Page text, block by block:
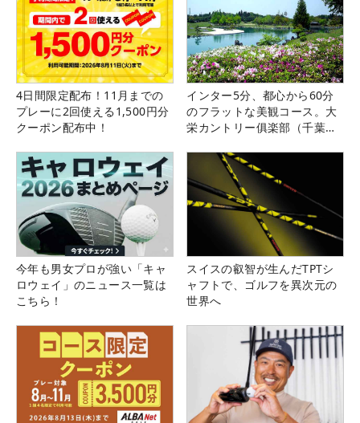
4日間限定配布！11月までの
プレーに2回使える1,500円分
クーポン配布中！
インター5分、都心から60分
のフラットな美観コース。大
栄カントリー俱楽部（千葉
今年も男女プロが強い「キャ
ロウェイ」のニュース一覧は
こちら！
スイスの叡智が生んだTPTシ
ャフトで、ゴルフを異次元の
世界へ